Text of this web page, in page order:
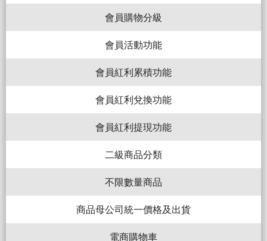
會員購物分級
會員活動功能
會員紅利累積功能
會員紅利兌換功能
會員紅利提現功能
二級商品分類
不限數量商品
商品母公司統一價格及出貨
電商購物車